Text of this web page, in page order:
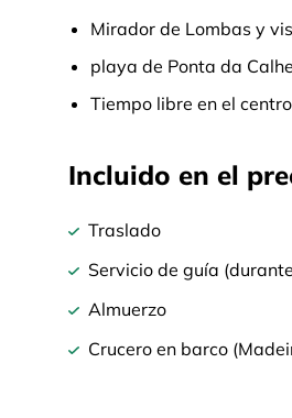
Mirador de Lombas y
playa de Ponta da
Tiempo libre en el
Incluido en el
Traslado
Servicio de guía
Almuerzo
Crucero en barco